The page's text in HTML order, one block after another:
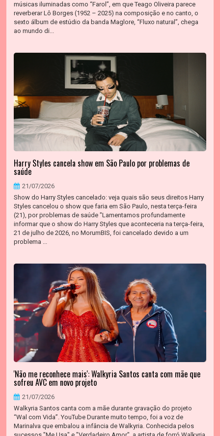
músicas iluminadas como “Farol”, em que Teago Oliveira parece
reverberar Lô Borges (1952 – 2025) na composição e no canto, o
sexto álbum de estúdio da banda Maglore, “Fluxo natural”, chega
ao mundo di...
Harry Styles cancela show em São Paulo por problemas de
saúde
21/07/2026
Show do Harry Styles cancelado: veja quais são seus direitos Harry
Styles cancelou o show que faria em São Paulo, nesta terça-feira
(21), por problemas de saúde "Lamentamos profundamente
informar que o show do Harry Styles que aconteceria na terça-feira,
21 de julho de 2026, no MorumBIS, foi cancelado devido a um
problema ...
'Não me reconhece mais': Walkyria Santos canta com mãe que
sofreu AVC em novo projeto
21/07/2026
Walkyria Santos canta com a mãe durante gravação do projeto
“Wal com Vida”. YouTube Durante muito tempo, foi a voz de
Marinalva que embalou a infância de Walkyria. Conhecida pelos